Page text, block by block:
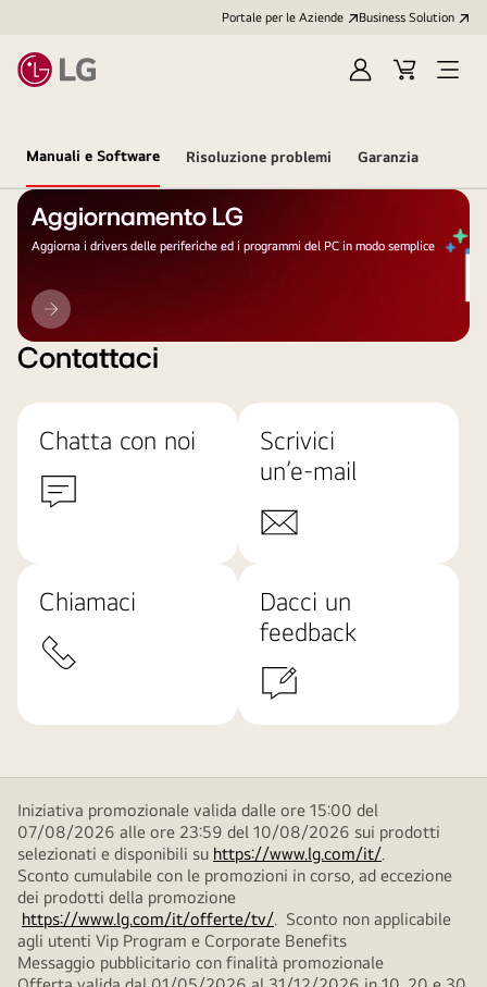
Portale per le Aziende Business Solution
AccediCart
Open
Manuali e Software Risoluzione problemi Garanzia
Aggiornamento LG
Aggiorna i drivers delle periferiche ed i programmi del PC in modo semplice
Aggiornamento
LG
Contattaci
Chatta con noi
Scrivici
un’e-mail
Chiamaci
Dacci un
feedback
Iniziativa promozionale valida dalle ore 15:00 del
07/08/2026 alle ore 23:59 del 10/08/2026 sui prodotti
selezionati e disponibili su https://www.lg.com/it/.
Sconto cumulabile con le promozioni in corso, ad eccezione
dei prodotti della promozione
https://www.lg.com/it/offerte/tv/. Sconto non applicabile
agli utenti Vip Program e Corporate Benefits
Messaggio pubblicitario con finalità promozionale